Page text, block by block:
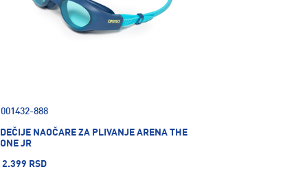
001432-888
DEČIJE NAOČARE ZA PLIVANJE ARENA THE
ONE JR
2.399 RSD